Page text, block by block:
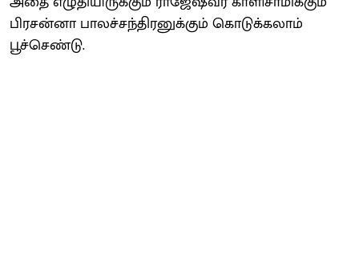
பிரசன்னா பாலச்சந்திரனுக்கும் கொடுக்கலாம்
பூச்செண்டு.